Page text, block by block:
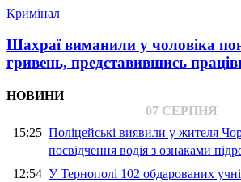
Кримінал
Шахраї виманили у чоловіка
гривень, представившись
НОВИНИ
07 СЕРПНЯ
15:25 Поліцейські виявили у жителя
посвідчення водія з ознаками
12:54 У Тернополі 102 обдарованих